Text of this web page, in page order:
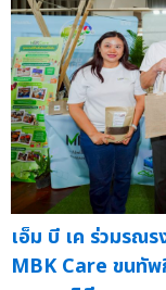
เอ็ม บี เค ร่วมรณ
MBK Care ขนทั